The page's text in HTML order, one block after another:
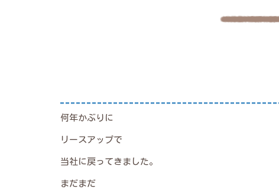
何年かぶりに
リースアップで
当社に戻ってきました。
まだまだ